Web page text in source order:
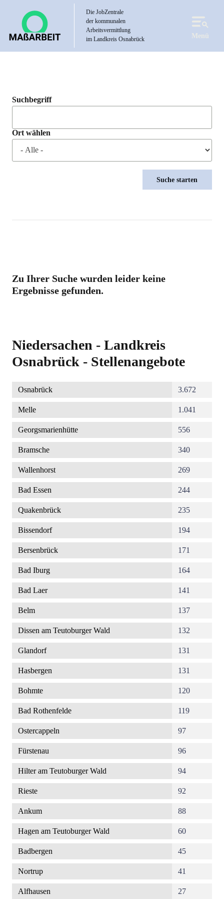
Die JobZentrale
der kommunalen
Arbeitsvermittlung
im Landkreis Osnabrück
Menü
Suchbegriff
Ort wählen
Zu Ihrer Suche wurden leider keine
Ergebnisse gefunden.
Niedersachen - Landkreis
Osnabrück - Stellenangebote
Osnabrück 3.672
Melle 1.041
Georgsmarienhütte 556
Bramsche 340
Wallenhorst 269
Bad Essen 244
Quakenbrück 235
Bissendorf 194
Bersenbrück 171
Bad Iburg 164
Bad Laer 141
Belm 137
Dissen am Teutoburger Wald 132
Glandorf 131
Hasbergen 131
Bohmte 120
Bad Rothenfelde 119
Ostercappeln 97
Fürstenau 96
Hilter am Teutoburger Wald 94
Rieste 92
Ankum 88
Hagen am Teutoburger Wald 60
Badbergen 45
Nortrup 41
Alfhausen 27